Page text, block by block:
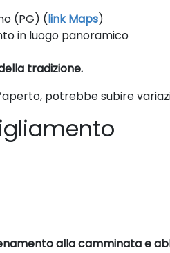
(PG) (link Maps)
in luogo panoramico
tradizione.
potrebbe subire
alla camminata e